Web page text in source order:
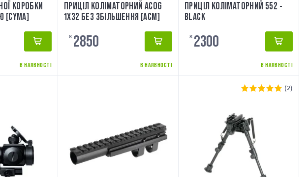
КОРОБКИ
[CYMA]
В НАЯВНОСТІ
ПРИЦІЛ КОЛІМАТОРНИЙ ACOG
1X32 БЕЗ ЗБІЛЬШЕННЯ [ACM]
₴ 2850
В НАЯВНОСТІ
ПРИЦІЛ КОЛІМАТОРНИЙ 552 -
BLACK
₴ 2300
В НАЯВНОСТІ
(2)